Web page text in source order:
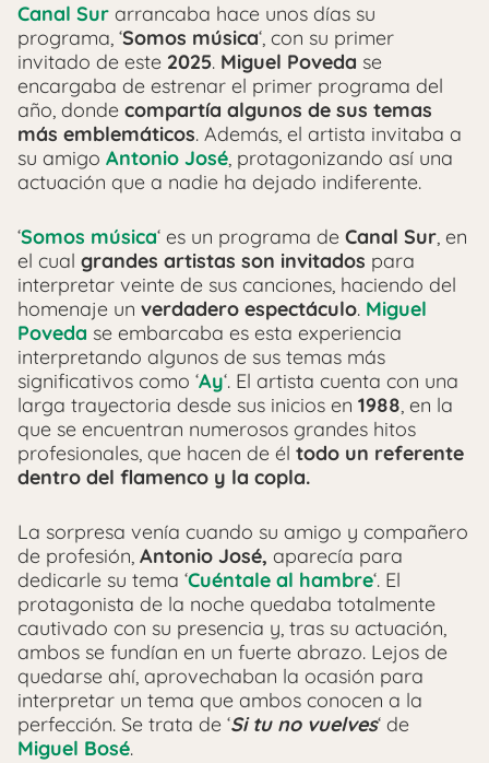
Canal Sur arrancaba hace unos días su
programa, ‘Somos música‘, con su primer
invitado de este 2025. Miguel Poveda se
encargaba de estrenar el primer programa del
año, donde compartía algunos de sus temas
más emblemáticos. Además, el artista invitaba a
su amigo Antonio José, protagonizando así una
actuación que a nadie ha dejado indiferente.
‘Somos música‘ es un programa de Canal Sur, en
el cual grandes artistas son invitados para
interpretar veinte de sus canciones, haciendo del
homenaje un verdadero espectáculo. Miguel
Poveda se embarcaba es esta experiencia
interpretando algunos de sus temas más
significativos como ‘Ay‘. El artista cuenta con una
larga trayectoria desde sus inicios en 1988, en la
que se encuentran numerosos grandes hitos
profesionales, que hacen de él todo un referente
dentro del flamenco y la copla.
La sorpresa venía cuando su amigo y compañero
de profesión, Antonio José, aparecía para
dedicarle su tema ‘Cuéntale al hambre‘. El
protagonista de la noche quedaba totalmente
cautivado con su presencia y, tras su actuación,
ambos se fundían en un fuerte abrazo. Lejos de
quedarse ahí, aprovechaban la ocasión para
interpretar un tema que ambos conocen a la
perfección. Se trata de ‘Si tu no vuelves‘ de
Miguel Bosé.